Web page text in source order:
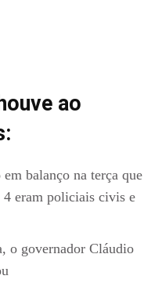
ao
balanço na terça que
4 eram policiais civis e
o governador Cláudio